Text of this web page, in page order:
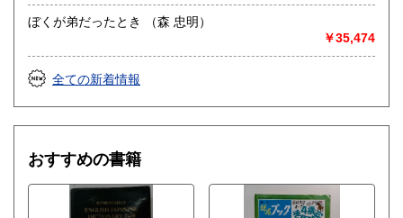
ぼくが弟だったとき （森 忠明）
￥35,474
全ての新着情報
おすすめの書籍